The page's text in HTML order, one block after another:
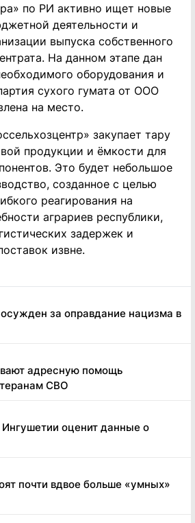
за оправдание нацизма в
адресную помощь
СВО
оценит данные о
почти вдвое больше «умных»
по РИ активно ищет новые
деятельности и
выпуска собственного
На данном этапе дан
оборудования и
сухого гумата от ООО
на место.
закупает тару
продукции и ёмкости для
Это будет небольшое
созданное с целью
реагирования на
аграриев республики,
задержек и
извне.